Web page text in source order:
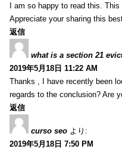
I am so happy to read this.
Appreciate your sharing this
返信
what is a section 21
2019年5月18日 11:22 AM
Thanks , I have recently been
regards to the conclusion? Are
返信
curso seo より:
2019年5月18日 7:50 PM